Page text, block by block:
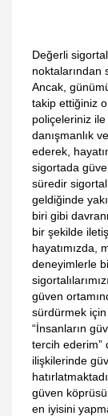
Değerli
noktalarından
Ancak,
takip ettiğiniz
poliçeleriniz ile
danışmanlık
ederek,
sigortada
süredir
geldiğinde
biri gibi
bir şekilde
hayatımızda,
deneyimlerle
güven
sürdürmek için
“İnsanların
tercih ederim”
ilişkilerinde
güven
en iyisini